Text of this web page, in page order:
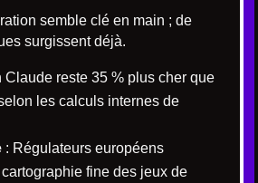
semble clé en main ; de
surgissent déjà.
Claude reste 35 % plus cher que
les calculs internes de
: Régulateurs européens
fine des jeux de